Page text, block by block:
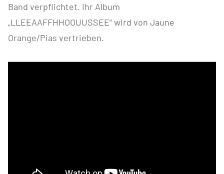
Band verpflichtet. Ihr Album
„LLEEAAFFHHOOUUSSEE“ wird von Jaune
Orange/Pias vertrieben.